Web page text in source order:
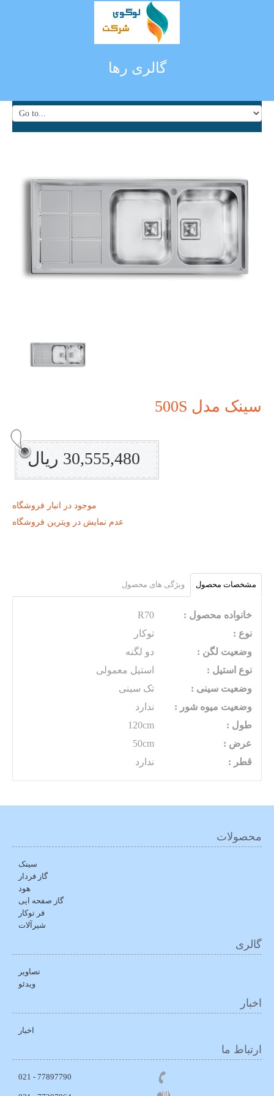
گالری رها
سینک مدل 500S
30,555,480 ریال
موجود در انبار فروشگاه
عدم نمایش در ویترین فروشگاه
مشخصات محصول ویژگی های محصول
خانواده محصول :
R70
نوع :
توکار
وضعیت لگن :
دو لگنه
نوع استیل :
استیل معمولی
وضعیت سینی :
تک سینی
وضعیت میوه شور :
ندارد
طول :
120cm
عرض :
50cm
قطر :
ندارد
محصولات
سینک
گاز فردار
هود
گاز صفحه ایی
فر توکار
شیرآلات
گالری
تصاویر
ویدئو
اخبار
اخبار
ارتباط ما
77897790 - 021